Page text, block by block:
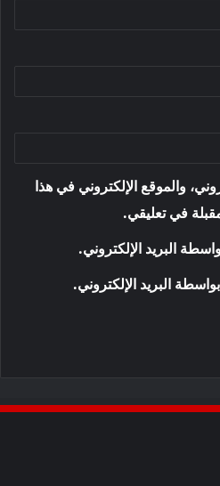
والموقع الإلكتروني في هذا
في تعليقي.
البريد الإلكتروني.
البريد الإلكتروني.